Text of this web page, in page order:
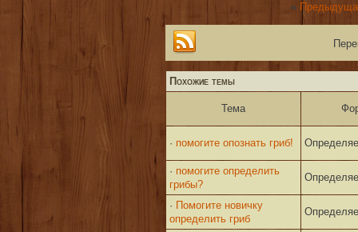
«
Похожие темы
Тема
· помогите опознать гриб!
· помогите определить
грибы?
· Помогите новичку
определить гриб